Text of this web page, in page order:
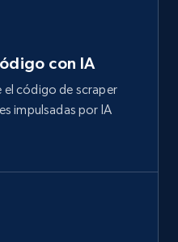
con IA
el código de scraper
impulsadas por IA